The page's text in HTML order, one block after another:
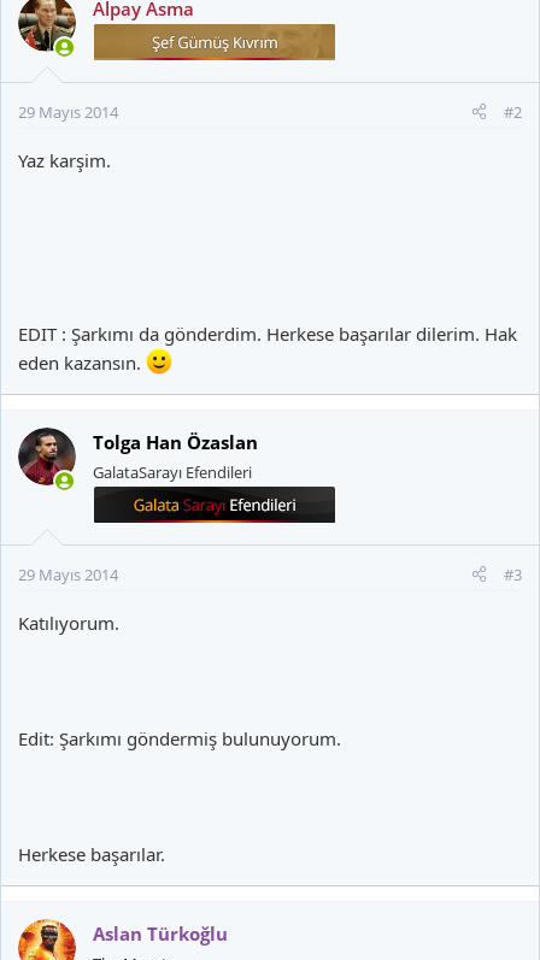
Alpay Asma
29 Mayıs 2014 #2
Yaz karşim.
EDIT : Şarkımı da gönderdim. Herkese başarılar dilerim. Hak
eden kazansın.
Tolga Han Özaslan
GalataSarayı Efendileri
29 Mayıs 2014 #3
Katılıyorum.
Edit: Şarkımı göndermiş bulunuyorum.
Herkese başarılar.
Aslan Türkoğlu